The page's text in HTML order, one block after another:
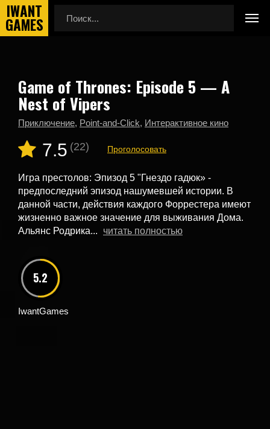
Главная
Новые игры
Game of Thrones: Episode 5 — A Nest of Vipers
Game of Thrones: Episode 5 — A
Nest of Vipers
Приключение, Point-and-Click, Интерактивное кино
7.5 (22) Проголосовать
Игра престолов: Эпизод 5 "Гнездо гадюк» -
предпоследний эпизод нашумевшей истории. В
данной части, действия каждого Форрестера имеют
жизненно важное значение для выживания Дома.
Альянс Родрика...
читать полностью
5.2
IwantGames